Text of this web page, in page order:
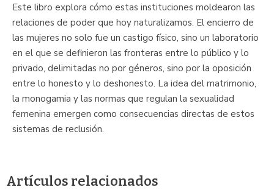
Este libro explora cómo estas instituciones moldearon las
relaciones de poder que hoy naturalizamos. El encierro de
las mujeres no solo fue un castigo físico, sino un laboratorio
en el que se definieron las fronteras entre lo público y lo
privado, delimitadas no por géneros, sino por la oposición
entre lo honesto y lo deshonesto. La idea del matrimonio,
la monogamia y las normas que regulan la sexualidad
femenina emergen como consecuencias directas de estos
sistemas de reclusión.
Artículos relacionados